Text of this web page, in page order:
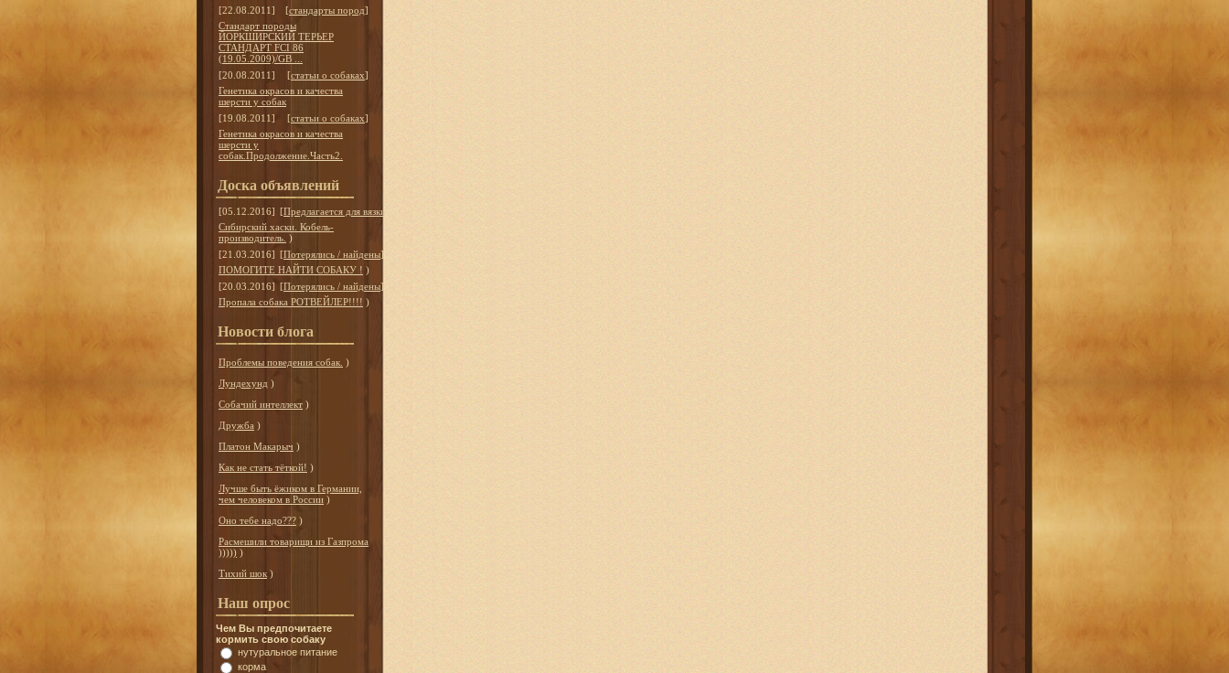
[22.08.2011]
[стандарты пород]
Стандарт породы
ЙОРКШИРСКИЙ ТЕРЬЕР
СТАНДАРТ FCI 86
(19.05.2009)/GB ...
[20.08.2011]
[статьи о собаках]
Генетика окрасов и качества
шерсти у собак
[19.08.2011]
[статьи о собаках]
Генетика окрасов и качества
шерсти у
собак.Продолжение.Часть2.
Доска объявлений
[05.12.2016] [Предлагается для вязки
Сибирский хаски. Кобель-
производитель. )
[21.03.2016] [Потерялись / найдены]
ПОМОГИТЕ НАЙТИ СОБАКУ ! )
[20.03.2016] [Потерялись / найдены]
Пропала собака РОТВЕЙЛЕР!!!! )
Новости блога
Проблемы поведения собак. )
Лундехунд )
Собачий интеллект )
Дружба )
Платон Макарыч )
Как не стать тёткой! )
Лучше быть ёжиком в Германии,
чем человеком в России )
Оно тебе надо??? )
Расмешили товарищи из Газпрома
))))) )
Тихий шок )
Наш опрос
Чем Вы предпочитаете
кормить свою собаку
нутуральное питание
корма